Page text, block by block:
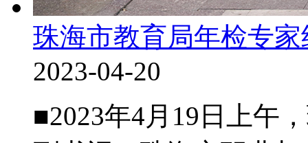
珠海市教育局年检专
2023-04-20
■2023年4月19日上午